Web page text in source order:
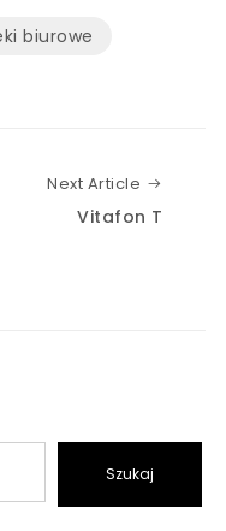
biurowe
Next Article
Vitafon T
Szukaj